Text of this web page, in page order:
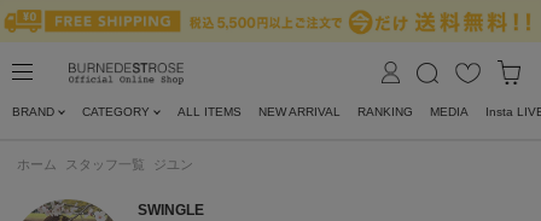
BRAND CATEGORY ALL ITEMS NEW ARRIVAL RANKING MEDIA Insta
ホーム スタッフ一覧 ジユン
SWINGLE